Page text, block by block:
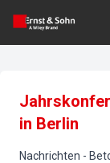
in Berlin
Nachrichten -